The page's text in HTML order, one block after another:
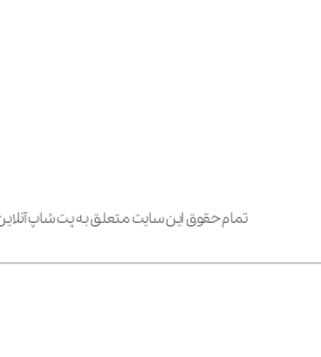
تمام حقوق این سایت متعلق به پت شاپ آنلاین